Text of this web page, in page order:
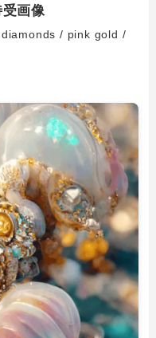
画像
diamonds / pink gold /